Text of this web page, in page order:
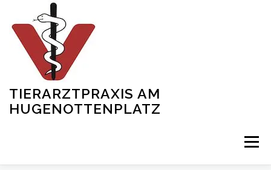
springen
TIERARZTPRAXIS AM
HUGENOTTENPLATZ
Menü